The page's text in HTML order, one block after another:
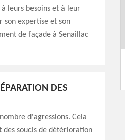
leurs besoins et à leur
son expertise et son
de façade à Senaillac
DES
d'agressions. Cela
soucis de détérioration